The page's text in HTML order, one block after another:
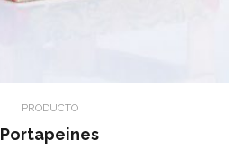
PRODUCTO
Portapeines